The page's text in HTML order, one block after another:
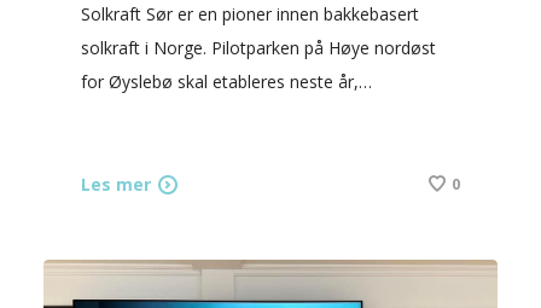
Solkraft Sør er en pioner innen bakkebasert
solkraft i Norge. Pilotparken på Høye nordøst
for Øyslebø skal etableres neste år,…
Les mer 0